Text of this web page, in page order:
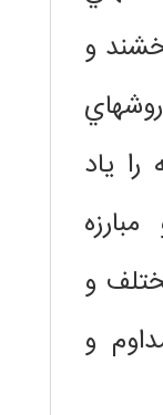
و
را ياد
و
و